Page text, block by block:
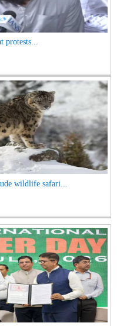
protests...
wildlife safari...